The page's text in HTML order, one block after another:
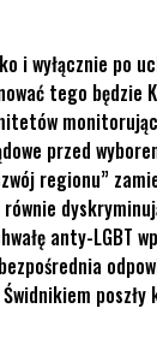
i wyłącznie po
tego będzie
przed
regionu”
anty-LGBT